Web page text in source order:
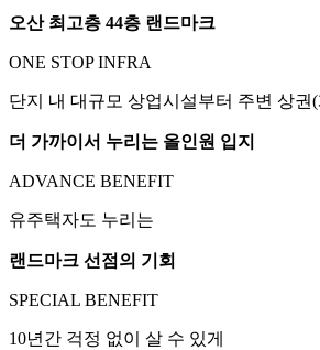
오산 최고층 44층 랜드마크
ONE STOP INFRA
단지 내 대규모 상업시설부터 주변 상권(
더 가까이서 누리는 올인원 입지
ADVANCE BENEFIT
유주택자도 누리는
랜드마크 선점의 기회
SPECIAL BENEFIT
10년간 걱정 없이 살 수 있게